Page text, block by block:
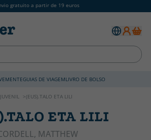
gratuito a partir de 19 euros
GUIAS DE VIAGEMLIVRO DE BOLSO
(EUS).TALO ETA LILI
ETA LILI
MATTHEW